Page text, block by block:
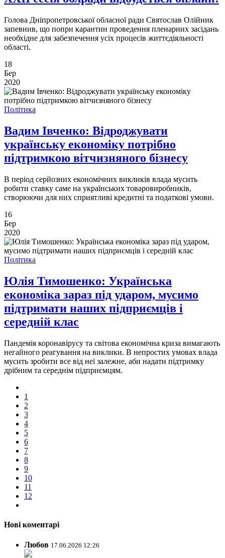
Голова Дніпропетровської обласної ради Святослав Олійник
запевнив, що попри карантин проведення пленарних засідань
необхідне для забезпечення усіх процесів життєдіяльності
області.
18
Бер
2020
Політика
Вадим Івченко: Відроджувати
українську економіку потрібно
підтримкою вітчизняного бізнесу
В період серйозних економічних викликів влада мусить
робити ставку саме на українських товаровиробників,
створюючи для них сприятливі кредитні та податкові умови.
16
Бер
2020
Політика
Юлія Тимошенко: Українська
економіка зараз під ударом, мусимо
підтримати наших підприємців і
середній клас
Пандемія коронавірусу та світова економічна криза вимагають
негайного реагування на виклики. В непростих умовах влада
мусить зробити все від неї залежне, аби надати підтримку
дрібним та середнім підприємцям.
1
2
3
4
5
6
7
8
9
10
11
12
Нові коментарі
Любов 17.06.2026 12:26